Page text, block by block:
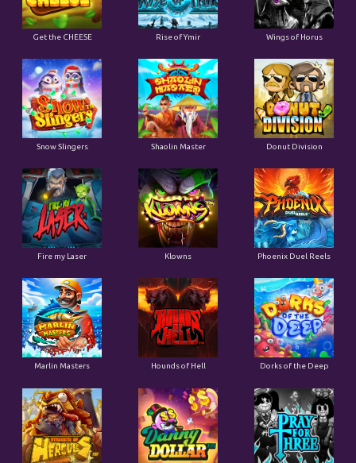
Get the CHEESE Rise of Ymir Wings of Horus
Snow Slingers Shaolin Master Donut Division
Fire my Laser Klowns Phoenix Duel Reels
Marlin Masters Hounds of Hell Dorks of the Deep